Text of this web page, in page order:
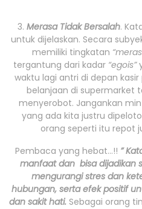
3. Merasa Tidak Bersalah.
untuk dijelaskan. Secara
memiliki tingkatan
tergantung dari kadar “egois”
waktu lagi antri di depan
belanjaan di supermarket
menyerobot. Jangankan
yang ada kita justru
orang seperti itu repot
Pembaca yang hebat…!! ”
manfaat dan bisa dijadikan
mengurangi stres dan
hubungan, serta efek positif
dan sakit hati. Sebagai orang